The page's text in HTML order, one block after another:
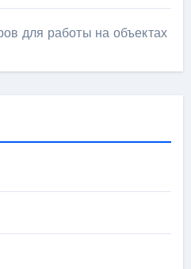
для работы на объектах